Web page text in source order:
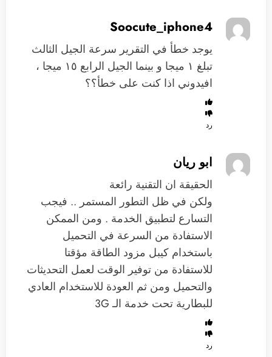
Soocute_iphone4
يوجد خطأ في التقرير سرعة الجيل الثالث
تبلغ ١ ميجا و بينما الجيل الرابع ١٥ ميجا ،
افيدوني اذا كنت على خطأ؟؟
رد
ابو ريان
الحقيقة ان التقنية رائعة
ولكن في ظل التطور المستمر .. فيجب
التسارع لتطبيق الخدمة . ومن الممكن
الاستفادة من السرعة في التحميل
باستخدام كيبل مزود الطاقة مؤقتا
للاستفادة من توفير الوقت لعمل التحديثات
والتحميل ومن ثم العودة للاستخدام العادي
للبطارية تحت خدمة الـ 3G
رد